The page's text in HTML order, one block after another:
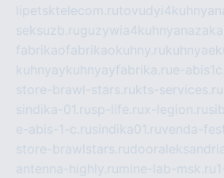
lipetsktelecom.ru
seksuzb.ru
fabrikaofabrikaokuhny.ru
kuhnyaykuhnyayfabrika.rue-
store-brawl-stars.rukts-services.ru
sindika-01.rusp-life.rux-legion.ru
e-abis-1-c.rusindika01.ruvenda-
store-brawlstars.ru
antenna-highly.ru mine-lab-msk.ru